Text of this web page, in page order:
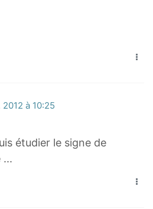
à 10:25
étudier le signe de
...